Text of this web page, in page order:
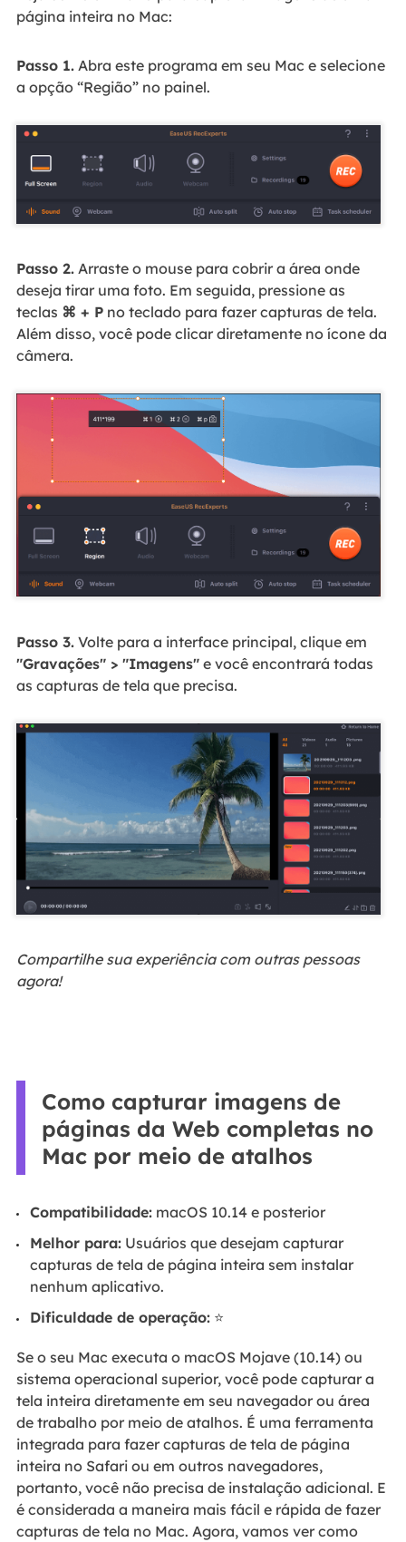
página inteira no Mac:
Passo 1.Abra este programa em seu Mac e selecione
a opção “Região” no painel.
Passo 2.Arraste o mouse para cobrir a área onde
deseja tirar uma foto. Em seguida, pressione as
teclas ⌘ + Pno teclado para fazer capturas de tela.
Além disso, você pode clicar diretamente no ícone da
câmera.
Passo 3.Volte para a interface principal, clique em
"Gravações" > "Imagens"e você encontrará todas
as capturas de tela que precisa.
Compartilhe sua experiência com outras pessoas
agora!
Como capturar imagens de
páginas da Web completas no
Mac por meio de atalhos
Compatibilidade:macOS 10.14 e posterior
Melhor para:Usuários que desejam capturar
capturas de tela de página inteira sem instalar
nenhum aplicativo.
Dificuldade de operação:⭐
Se o seu Mac executa o macOS Mojave (10.14) ou
sistema operacional superior, você pode capturar a
tela inteira diretamente em seu navegador ou área
de trabalho por meio de atalhos. É uma ferramenta
integrada para fazer capturas de tela de página
inteira no Safari ou em outros navegadores,
portanto, você não precisa de instalação adicional. E
é considerada a maneira mais fácil e rápida de fazer
capturas de tela no Mac. Agora, vamos ver como